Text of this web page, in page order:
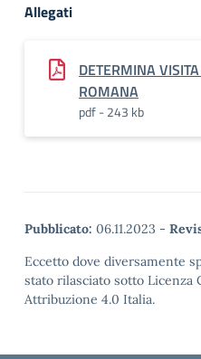
Allegati
DETERMINA
ROMANA
pdf - 243 kb
Pubblicato: 06.11.2023 -
Eccetto dove diversamente
stato rilasciato sotto Licenza
Attribuzione 4.0 Italia.